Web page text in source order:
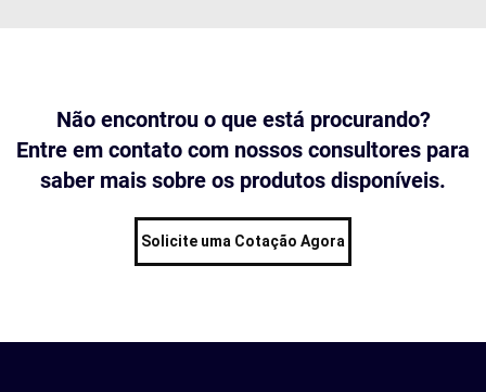
Não encontrou o que está procurando?
Entre em contato com nossos consultores para
saber mais sobre os produtos disponíveis.
Solicite uma Cotação Agora